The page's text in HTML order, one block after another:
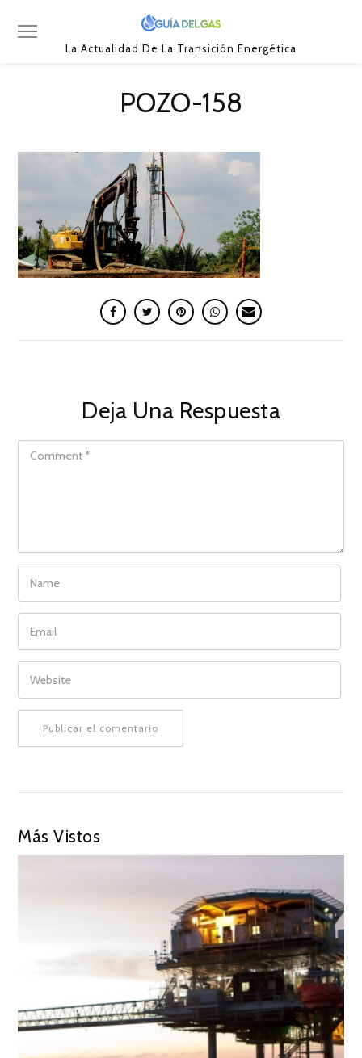
La Actualidad De La Transición Energética
POZO-158
Deja Una Respuesta
COMMENT
NAME
EMAIL
WEBSITE
Más Vistos